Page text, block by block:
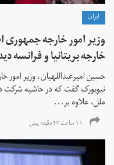
ايران
وزیر امور خارجه جمهوری
خارجه بریتانیا و فرانسه
حسین امیرعبداللهیان، وزیر
نیویورک گفت که در حاشیه
ملل، علاوه بر...
۱۱ ساعت ۴۷ دقیقه پیش